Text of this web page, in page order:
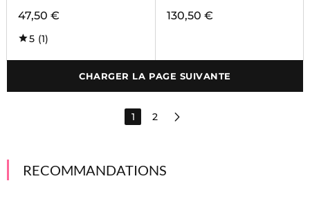
47,50 €
5 (1)
130,50 €
CHARGER LA PAGE SUIVANTE
1 2
RECOMMANDATIONS